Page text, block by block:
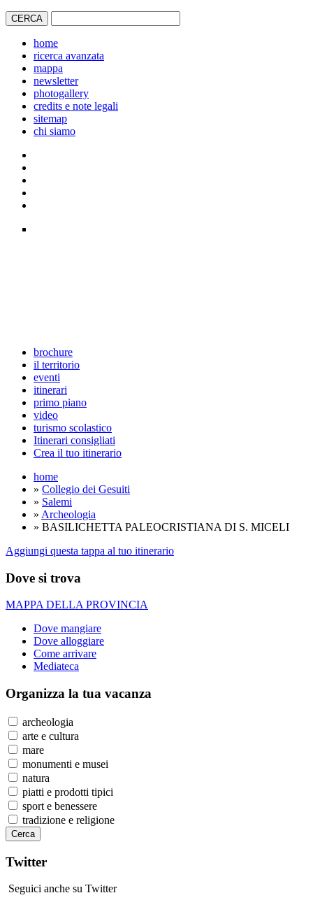
home
ricerca avanzata
mappa
newsletter
photogallery
credits e note legali
sitemap
chi siamo
brochure
il territorio
eventi
itinerari
primo piano
video
turismo scolastico
Itinerari consigliati
Crea il tuo itinerario
home
» Collegio dei Gesuiti
» Salemi
» Archeologia
» BASILICHETTA PALEOCRISTIANA DI S. MICELI
Aggiungi questa tappa al tuo itinerario
Dove si trova
MAPPA DELLA PROVINCIA
Dove mangiare
Dove alloggiare
Come arrivare
Mediateca
Organizza la tua vacanza
archeologia
arte e cultura
mare
monumenti e musei
natura
piatti e prodotti tipici
sport e benessere
tradizione e religione
Twitter
Seguici anche su Twitter